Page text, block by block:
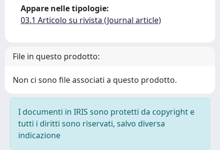
Appare nelle tipologie:
03.1 Articolo su rivista (Journal article)
File in questo prodotto:
Non ci sono file associati a questo prodotto.
I documenti in IRIS sono protetti da copyright e
tutti i diritti sono riservati, salvo diversa
indicazione